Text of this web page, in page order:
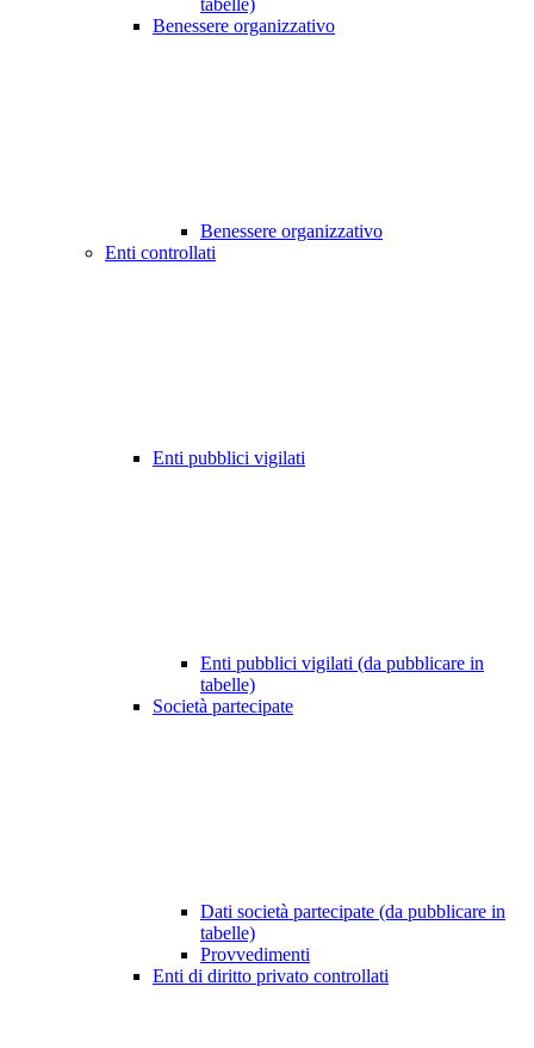
tabelle)
Benessere organizzativo
Benessere organizzativo
Enti controllati
Enti pubblici vigilati
Enti pubblici vigilati (da pubblicare in
tabelle)
Società partecipate
Dati società partecipate (da pubblicare in
tabelle)
Provvedimenti
Enti di diritto privato controllati